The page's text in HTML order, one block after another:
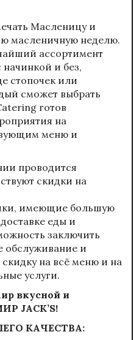
Масленицу и
масленичную неделю.
ассортимент
начинкой и без,
стопочек или
сможет выбрать
готов
на
меню и
проводится
скидки на
имеющие большую
еды и
заключить
обслуживание и
на всё меню и на
услуги.
вкусной и
JACK’S!
КАЧЕСТВА: